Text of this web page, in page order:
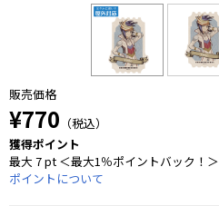
販売価格
¥770 （税込）
獲得ポイント
最大 7 pt ＜最大1％ポイントバック！＞
ポイントについて